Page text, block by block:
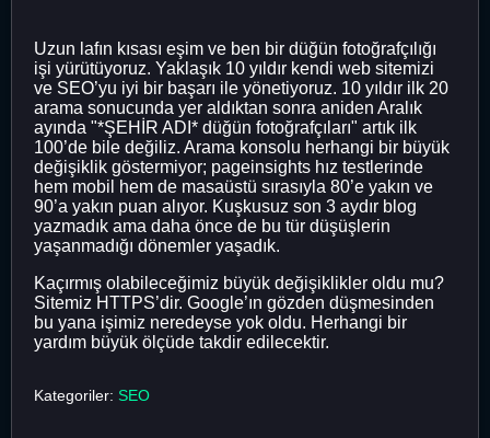
Uzun lafın kısası eşim ve ben bir düğün fotoğrafçılığı
işi yürütüyoruz. Yaklaşık 10 yıldır kendi web sitemizi
ve SEO’yu iyi bir başarı ile yönetiyoruz. 10 yıldır ilk 20
arama sonucunda yer aldıktan sonra aniden Aralık
ayında "*ŞEHİR ADI* düğün fotoğrafçıları" artık ilk
100’de bile değiliz. Arama konsolu herhangi bir büyük
değişiklik göstermiyor; pageinsights hız testlerinde
hem mobil hem de masaüstü sırasıyla 80’e yakın ve
90’a yakın puan alıyor. Kuşkusuz son 3 aydır blog
yazmadık ama daha önce de bu tür düşüşlerin
yaşanmadığı dönemler yaşadık.
Kaçırmış olabileceğimiz büyük değişiklikler oldu mu?
Sitemiz HTTPS’dir. Google’ın gözden düşmesinden
bu yana işimiz neredeyse yok oldu. Herhangi bir
yardım büyük ölçüde takdir edilecektir.
Kategoriler: SEO